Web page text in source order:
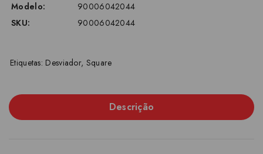
Modelo:
90006042044
SKU:
90006042044
Etiquetas: Desviador, Square
Descrição